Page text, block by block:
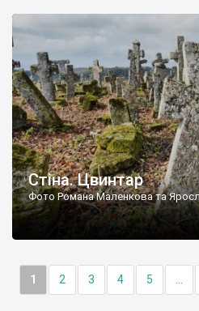
ньому чимало хрестів 19 століття,
Стіна. Цвинтар
Фото Романа Маленкова та
1 2 3 4 5